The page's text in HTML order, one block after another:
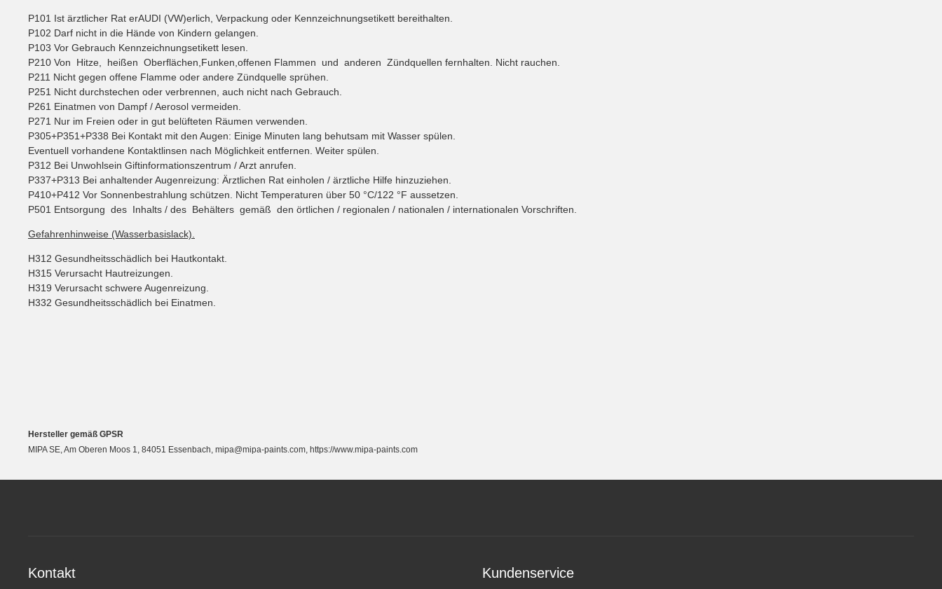
P101 Ist ärztlicher Rat erAUDI (VW)erlich, Verpackung oder Kennzeichnungsetikett bereithalten.
P102 Darf nicht in die Hände von Kindern gelangen.
P103 Vor Gebrauch Kennzeichnungsetikett lesen.
P210 Von Hitze, heißen Oberflächen,Funken,offenen Flammen und anderen Zündquellen fernhalten. Nicht rauchen.
P211 Nicht gegen offene Flamme oder andere Zündquelle sprühen.
P251 Nicht durchstechen oder verbrennen, auch nicht nach Gebrauch.
P261 Einatmen von Dampf / Aerosol vermeiden.
P271 Nur im Freien oder in gut belüfteten Räumen verwenden.
P305+P351+P338 Bei Kontakt mit den Augen: Einige Minuten lang behutsam mit Wasser spülen.
Eventuell vorhandene Kontaktlinsen nach Möglichkeit entfernen. Weiter spülen.
P312 Bei Unwohlsein Giftinformationszentrum / Arzt anrufen.
P337+P313 Bei anhaltender Augenreizung: Ärztlichen Rat einholen / ärztliche Hilfe hinzuziehen.
P410+P412 Vor Sonnenbestrahlung schützen. Nicht Temperaturen über 50 °C/122 °F aussetzen.
P501 Entsorgung des Inhalts / des Behälters gemäß den örtlichen / regionalen / nationalen / internationalen Vorschriften.
Gefahrenhinweise (Wasserbasislack).
H312 Gesundheitsschädlich bei Hautkontakt.
H315 Verursacht Hautreizungen.
H319 Verursacht schwere Augenreizung.
H332 Gesundheitsschädlich bei Einatmen.
Hersteller gemäß GPSR
MIPA SE, Am Oberen Moos 1, 84051 Essenbach, mipa@mipa-paints.com, https://www.mipa-paints.com
Kontakt Kundenservice